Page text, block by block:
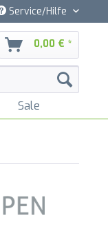
Service/Hilfe
0,00 € *
Sale